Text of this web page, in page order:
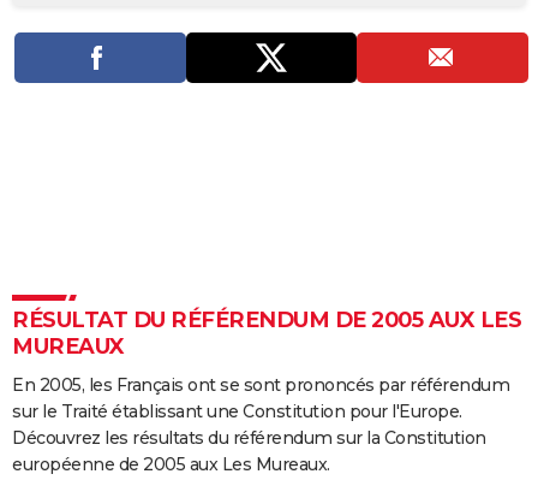
PHOTO
GUIDES D'ACHAT
COPAINS D'AVANT
FORUM
Bricolage
Lifestyle
Culture
Sport
Auto
Television
Voyage
Cinema
RÉSULTAT DU RÉFÉRENDUM DE 2005 AUX LES
MUREAUX
En 2005, les Français ont se sont prononcés par référendum
sur le Traité établissant une Constitution pour l'Europe.
Découvrez les résultats du référendum sur la Constitution
européenne de 2005 aux Les Mureaux.